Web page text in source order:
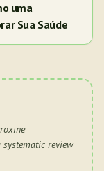
uma
Sua Saúde
review